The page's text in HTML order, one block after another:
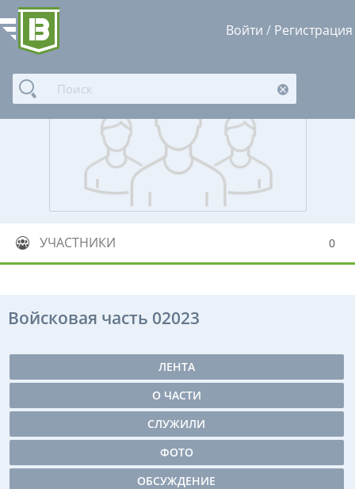
Войти / Регистрация
УЧАСТНИКИ 0
Войсковая часть 02023
ЛЕНТА
О ЧАСТИ
СЛУЖИЛИ
ФОТО
ОБСУЖДЕНИЕ